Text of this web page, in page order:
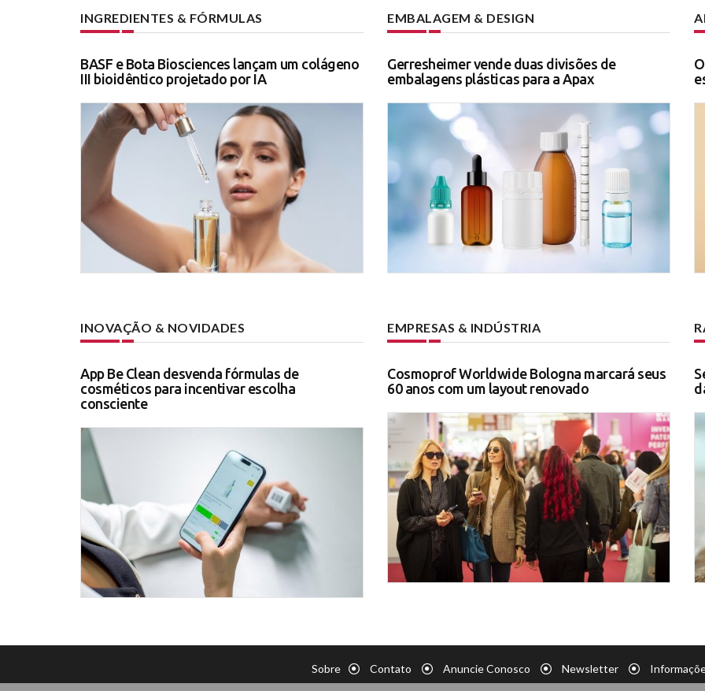
INGREDIENTES & FÓRMULAS
BASF e Bota Biosciences lançam um colágeno
III bioidêntico projetado por IA
EMBALAGEM & DESIGN
Gerresheimer vende duas divisões de
embalagens plásticas para a Apax
INOVAÇÃO & NOVIDADES
App Be Clean desvenda fórmulas de
cosméticos para incentivar escolha
consciente
EMPRESAS & INDÚSTRIA
Cosmoprof Worldwide Bologna marcará seus
60 anos com um layout renovado
Sobre Contato Anuncie Conosco Newsletter